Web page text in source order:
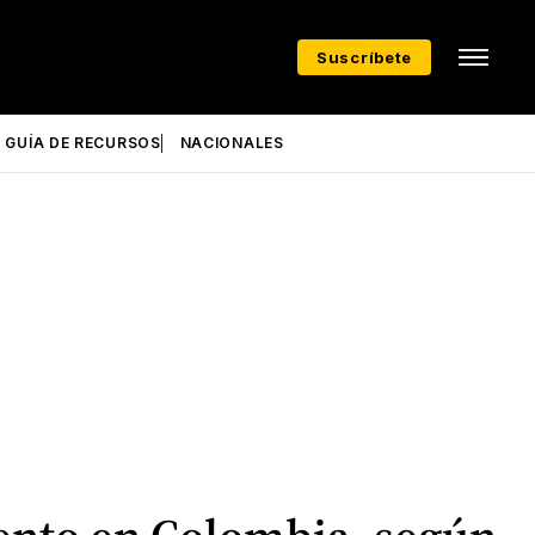
Suscríbete
GUÍA DE RECURSOS NACIONALES